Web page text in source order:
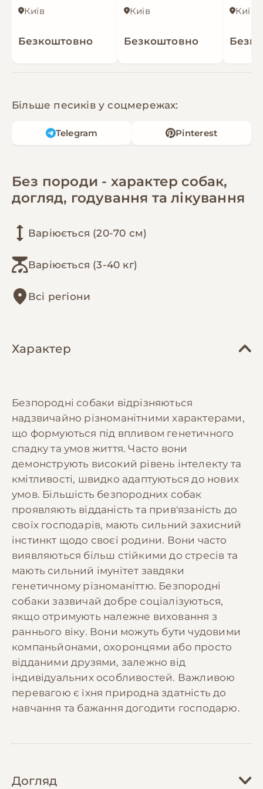
Київ
Безкоштовно
Київ
Безкоштовно
Київ
Більше песиків у соцмережах:
Telegram Pinterest
Без породи - характер собак,
догляд, годування та лікування
Варіюється (20-70 см)
Варіюється (3-40 кг)
Всі регіони
Характер
Безпородні собаки відрізняються
надзвичайно різноманітними характерами,
що формуються під впливом генетичного
спадку та умов життя. Часто вони
демонструють високий рівень інтелекту та
кмітливості, швидко адаптуються до нових
умов. Більшість безпородних собак
проявляють відданість та прив'язаність до
своїх господарів, мають сильний захисний
інстинкт щодо своєї родини. Вони часто
виявляються більш стійкими до стресів та
мають сильний імунітет завдяки
генетичному різноманіттю. Безпородні
собаки зазвичай добре соціалізуються,
якщо отримують належне виховання з
раннього віку. Вони можуть бути чудовими
компаньйонами, охоронцями або просто
відданими друзями, залежно від
індивідуальних особливостей. Важливою
перевагою є їхня природна здатність до
навчання та бажання догодити господарю.
Догляд